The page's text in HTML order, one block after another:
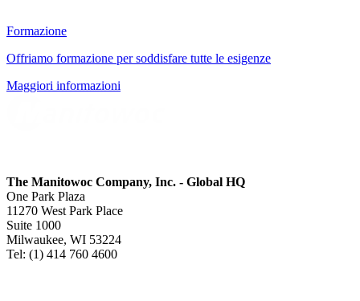
Formazione
Offriamo formazione per soddisfare tutte le esigenze
Maggiori informazioni
The Manitowoc Company, Inc. - Global HQ
One Park Plaza
11270 West Park Place
Suite 1000
Milwaukee, WI 53224
Tel: (1) 414 760 4600